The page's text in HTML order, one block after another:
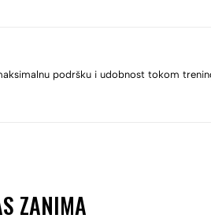
podršku i udobnost tokom
ZANIMA